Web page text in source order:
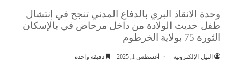
وحدة الانقاذ البري بالدفاع المدني تنجح في إنتشال
طفل حديث الولادة من داخل مرحاض في بالإسكان
الثورة 75 بولاية الخرطوم
النيل الإلكترونية أغسطس 1, 2025 دقيقة واحدة